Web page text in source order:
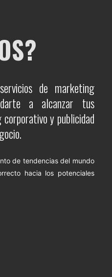
de marketing
a alcanzar tus
corporativo y publicidad
de tendencias del mundo
hacia los potenciales